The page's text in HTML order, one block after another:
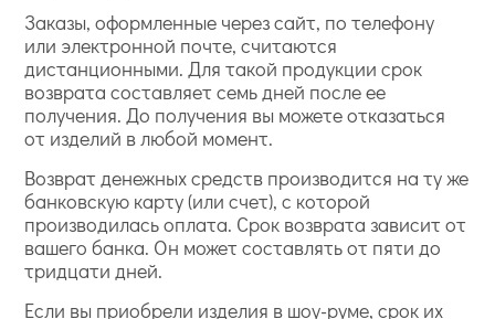
Заказы, оформленные через сайт, по телефону
или электронной почте, считаются
дистанционными. Для такой продукции срок
возврата составляет семь дней после ее
получения. До получения вы можете отказаться
от изделий в любой момент.
Возврат денежных средств производится на ту же
банковскую карту (или счет), с которой
производилась оплата. Срок возврата зависит от
вашего банка. Он может составлять от пяти до
тридцати дней.
Если вы приобрели изделия в шоу-руме, срок их